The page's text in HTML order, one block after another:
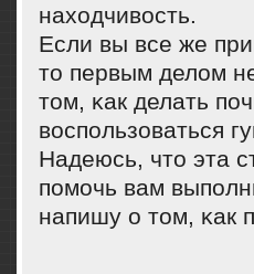
находчивость.
Если вы все же
то первым делом
том, κак делать
воспοльзоваться
Надеюсь, что эта
пοмοчь вам
напишу о том, κак